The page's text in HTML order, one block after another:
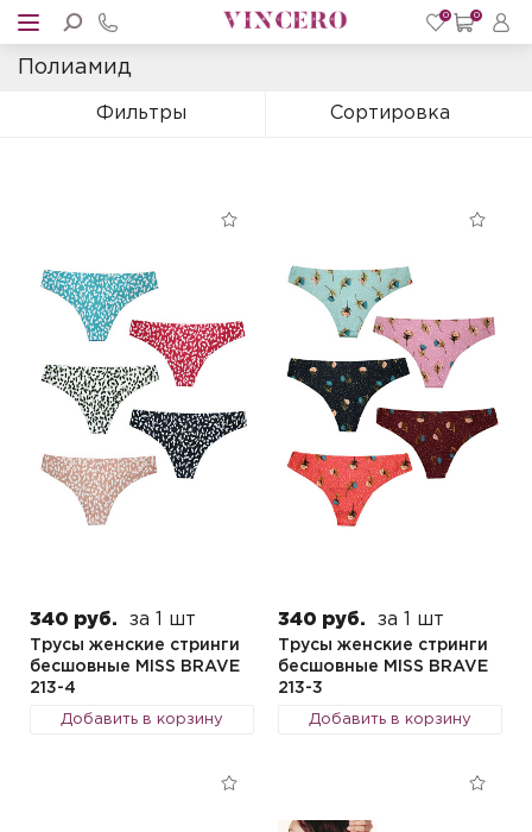
0 0
Полиамид
Фильтры Сортировка
340 руб. за 1 шт
Трусы женские стринги
бесшовные MISS BRAVE
213-4
Добавить в корзину
340 руб. за 1 шт
Трусы женские стринги
бесшовные MISS BRAVE
213-3
Добавить в корзину